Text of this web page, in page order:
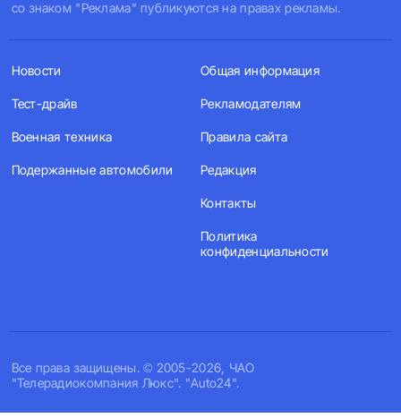
со знаком "Реклама" публикуются на правах рекламы.
Все права защищены. © 2005-2026, ЧАО
"Телерадиокомпания Люкс". "Auto24".
Новости
Тест-драйв
Военная техника
Подержанные автомобили
Общая информация
Рекламодателям
Правила сайта
Редакция
Контакты
Политика
конфиденциальности